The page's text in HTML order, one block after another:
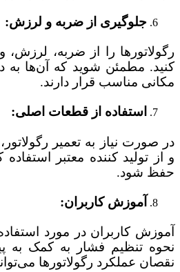
جلوگیری از ضربه و لرزش:
رگولاتورها را از ضربه،
کنید. مطمئن شوید که آن‌ها
مکانی مناسب قرار دارند.
استفاده از قطعات اصلی:
در صورت نیاز به تعمیر
و از تولید کننده معتبر استفاده
حفظ شود.
آموزش کاربران:
آموزش کاربران در مورد
نحوه تنظیم فشار به کمک به
نقصان عملکرد رگولاتورها